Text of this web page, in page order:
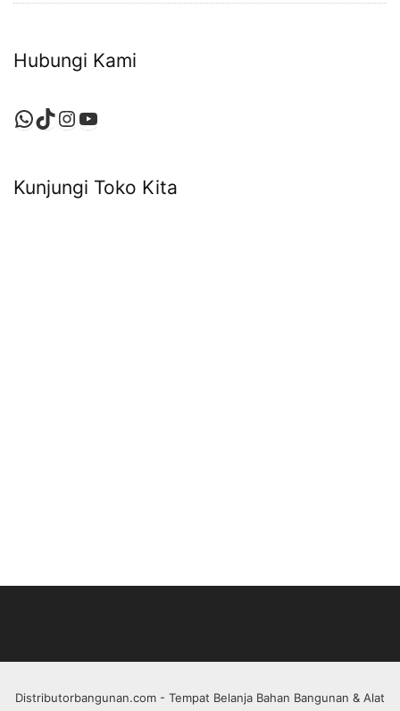
Hubungi Kami
WhatsApp
TikTok
Instagram
YouTube
Kunjungi Toko Kita
Distributorbangunan.com - Tempat Belanja Bahan Bangunan & Alat